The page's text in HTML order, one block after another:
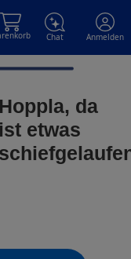
Chat Anmelden
Hoppla, da
ist etwas